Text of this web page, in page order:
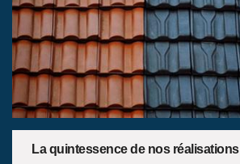
La quintessence de nos réalisations